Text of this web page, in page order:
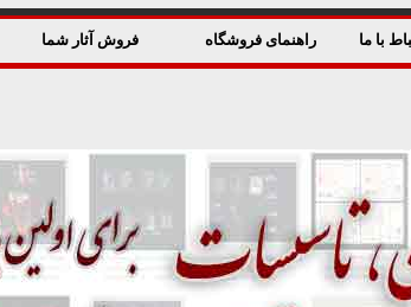
با ما راهنمای فروشگاه فروش آثار شما